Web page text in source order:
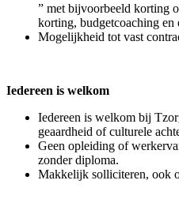
” met bijvoorbeeld korting
korting, budgetcoaching en
Mogelijkheid tot vast
Iedereen is welkom
Iedereen is welkom bij
geaardheid of culturele
Geen opleiding of
zonder diploma.
Makkelijk solliciteren, ook